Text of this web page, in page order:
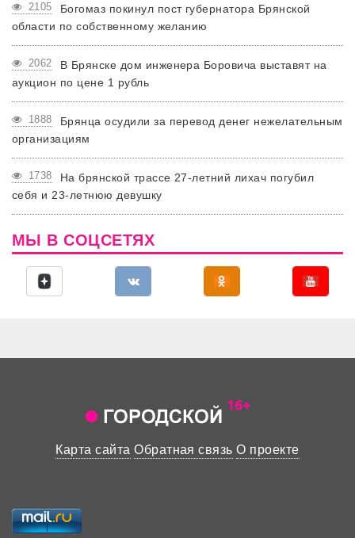
2105
Богомаз покинул пост губернатора Брянской
области по собственному желанию
2062
В Брянске дом инженера Боровича выставят на
аукцион по цене 1 рубль
1888
Брянца осудили за перевод денег нежелательным
организациям
1738
На брянской трассе 27-летний лихач погубил
себя и 23-летнюю девушку
МЫ В СОЦСЕТЯХ
Карта сайта Обратная связь О проекте